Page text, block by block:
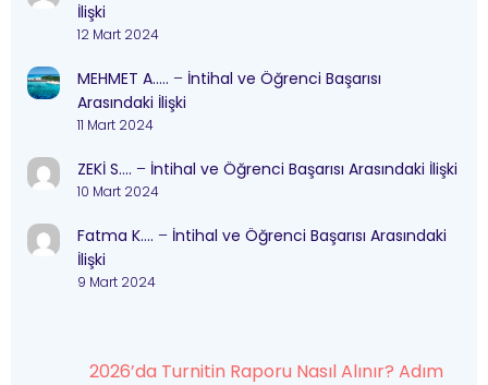
İlişki
12 Mart 2024
MEHMET A….. – İntihal ve Öğrenci Başarısı
Arasındaki İlişki
11 Mart 2024
ZEKİ S…. – İntihal ve Öğrenci Başarısı Arasındaki İlişki
10 Mart 2024
Fatma K…. – İntihal ve Öğrenci Başarısı Arasındaki
İlişki
9 Mart 2024
2026’da Turnitin Raporu Nasıl Alınır? Adım